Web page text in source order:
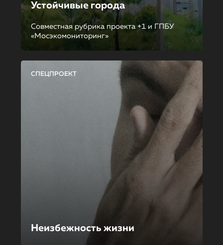
Устойчивые города
Совместная рубрика проекта +1 и ГПБУ
«Мосэкомониторинг»
СПЕЦПРОЕКТ
Неизбежность жизни